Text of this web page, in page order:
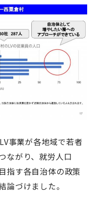
事業が各地域で若者
ながり、就労人口
指す各自治体の政策
論づけました。